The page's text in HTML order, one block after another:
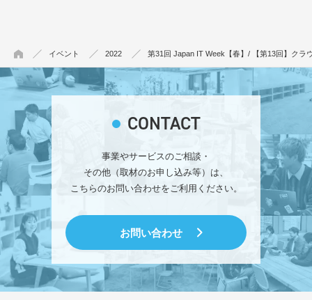
イベント 2022 第31回 Japan IT Week【春】/ 【第13回】クラ
CONTACT
事業やサービスのご相談・
その他（取材のお申し込み等）は、
こちらのお問い合わせをご利用ください。
お問い合わせ